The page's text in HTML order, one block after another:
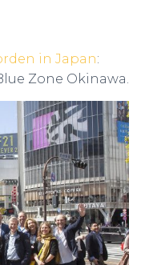
in Japan:
Zone Okinawa.